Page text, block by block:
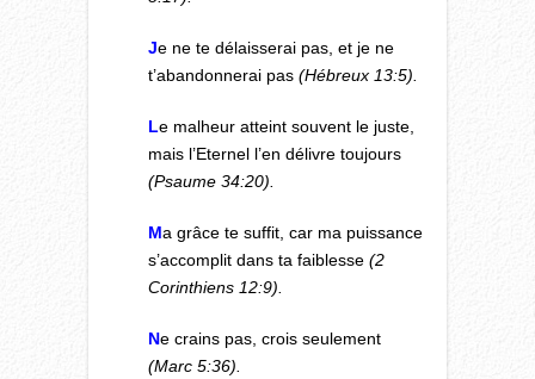
Je ne te délaisserai pas, et je ne
t’abandonnerai pas (Hébreux 13:5).
Le malheur atteint souvent le juste,
mais l’Eternel l’en délivre toujours
(Psaume 34:20).
Ma grâce te suffit, car ma puissance
s’accomplit dans ta faiblesse (2
Corinthiens 12:9).
Ne crains pas, crois seulement
(Marc 5:36).